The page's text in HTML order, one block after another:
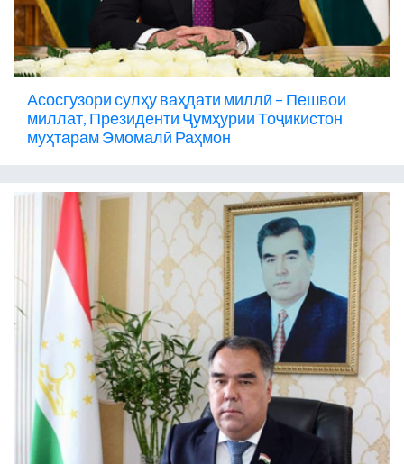
Асосгузори сулҳу ваҳдати миллӣ – Пешвои
миллат, Президенти Ҷумҳурии Тоҷикистон
муҳтарам Эмомалӣ Раҳмон